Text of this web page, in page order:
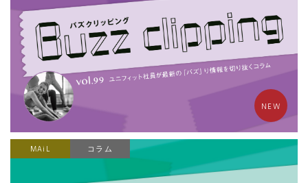
NEW
MAiL コラム